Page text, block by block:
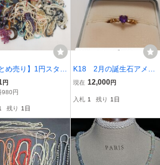
とめ売り】1円スター
セサリー ハンドメ
ーズ ネックレス
重量約3,022g レデ
円
980円
残り 1日
K18 2月の誕生石アメジ
スト 7号
現在 12,000円
入札 1 残り 1日